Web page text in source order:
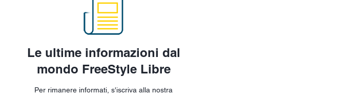
Le ultime informazioni dal
mondo FreeStyle Libre
Per rimanere informati, s'iscriva alla nostra